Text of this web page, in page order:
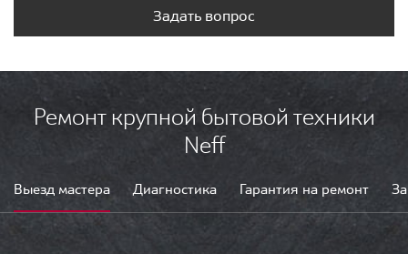
Задать вопрос
Ремонт крупной бытовой техники
Neff
Выезд мастера Диагностика Гарантия на ремонт